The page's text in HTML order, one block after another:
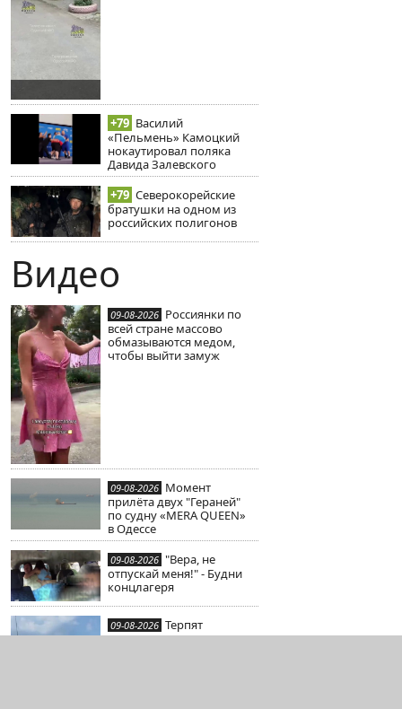
+79 Василий
«Пельмень» Камоцкий
нокаутировал поляка
Давида Залевского
+79 Северокорейские
братушки на одном из
российских полигонов
Видео
09-08-2026 Россиянки по
всей стране массово
обмазываются медом,
чтобы выйти замуж
09-08-2026 Момент
прилёта двух "Гераней"
по судну «MERA QUEEN»
в Одессе
09-08-2026 "Вера, не
отпускай меня!" - Будни
концлагеря
09-08-2026 Терпят